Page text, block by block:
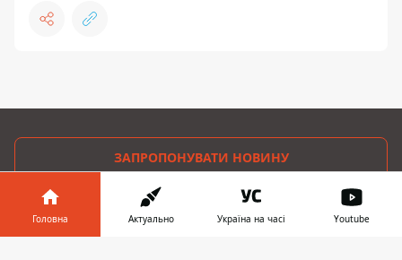
ЗАПРОПОНУВАТИ НОВИНУ
Головна Актуально Україна на часі Youtube